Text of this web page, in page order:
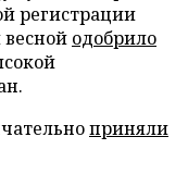
регистрации
весной одобрило
приняли